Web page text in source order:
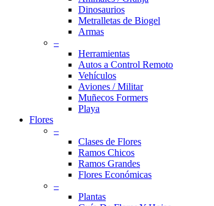
Dinosaurios
Metralletas de Biogel
Armas
–
Herramientas
Autos a Control Remoto
Vehículos
Aviones / Militar
Muñecos Formers
Playa
Flores
–
Clases de Flores
Ramos Chicos
Ramos Grandes
Flores Económicas
–
Plantas